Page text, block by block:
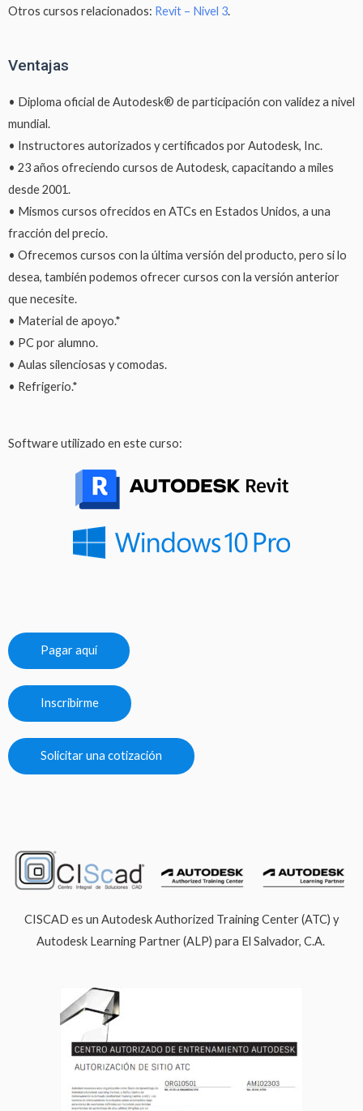
Otros cursos relacionados: Revit – Nivel 3.
Ventajas
• Diploma oficial de Autodesk® de participación con validez a nivel
mundial.
• Instructores autorizados y certificados por Autodesk, Inc.
• 23 años ofreciendo cursos de Autodesk, capacitando a miles
desde 2001.
• Mismos cursos ofrecidos en ATCs en Estados Unidos, a una
fracción del precio.
• Ofrecemos cursos con la última versión del producto, pero si lo
desea, también podemos ofrecer cursos con la versión anterior
que necesite.
• Material de apoyo.*
• PC por alumno.
• Aulas silenciosas y comodas.
• Refrigerio.*
Software utilizado en este curso:
Pagar aquí
Inscribirme
Solicitar una cotización
CISCAD es un Autodesk Authorized Training Center (ATC) y
Autodesk Learning Partner (ALP) para El Salvador, C.A.